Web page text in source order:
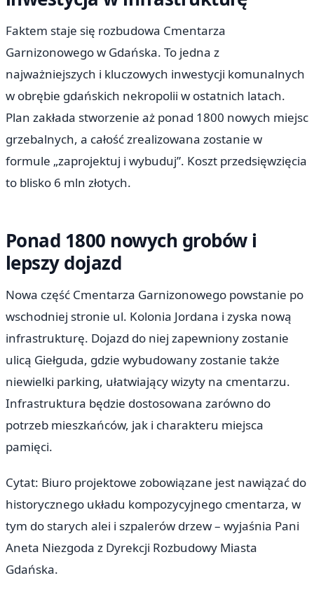
Faktem staje się rozbudowa Cmentarza
Garnizonowego w Gdańska. To jedna z
najważniejszych i kluczowych inwestycji komunalnych
w obrębie gdańskich nekropolii w ostatnich latach.
Plan zakłada stworzenie aż ponad 1800 nowych miejsc
grzebalnych, a całość zrealizowana zostanie w
formule „zaprojektuj i wybuduj”. Koszt przedsięwzięcia
to blisko 6 mln złotych.
Ponad 1800 nowych grobów i
lepszy dojazd
Nowa część Cmentarza Garnizonowego powstanie po
wschodniej stronie ul. Kolonia Jordana i zyska nową
infrastrukturę. Dojazd do niej zapewniony zostanie
ulicą Giełguda, gdzie wybudowany zostanie także
niewielki parking, ułatwiający wizyty na cmentarzu.
Infrastruktura będzie dostosowana zarówno do
potrzeb mieszkańców, jak i charakteru miejsca
pamięci.
Cytat: Biuro projektowe zobowiązane jest nawiązać do
historycznego układu kompozycyjnego cmentarza, w
tym do starych alei i szpalerów drzew – wyjaśnia Pani
Aneta Niezgoda z Dyrekcji Rozbudowy Miasta
Gdańska.